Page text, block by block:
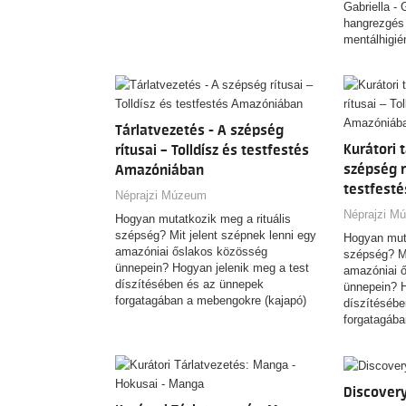
Gabriella -
Tárlatvezetés - A szépség
rítusai – Tolldísz és testfestés
Amazóniában
Néprajzi Múzeum
Hogyan mutatkozik meg a rituális
szépség? Mit jelent szépnek lenni egy
amazóniai őslakos közösség
ünnepein? Hogyan jelenik meg a test
díszítésében és az ünnepek
forgatagában a mebengokre (kajapó)
kulturális antropológus, aki fél
évszázada kutat közöttük? A
Kurátori
szépség
Néprajzi
Hogyan
szépség?
amazóniai
ünnepein?
meg
kulturális
évszázada